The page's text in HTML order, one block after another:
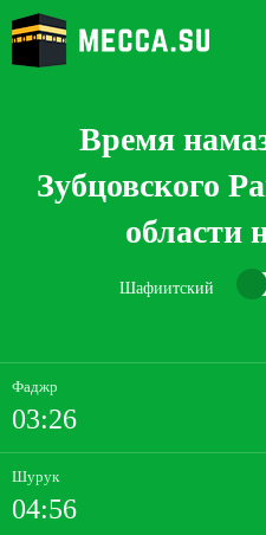
Время
Зубцовского
области
Шафиитский
Фаджр
03:26
Шурук
04:56